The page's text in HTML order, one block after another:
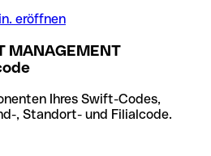
eröffnen
MANAGEMENT
Ihres Swift-Codes,
, Standort- und Filialcode.